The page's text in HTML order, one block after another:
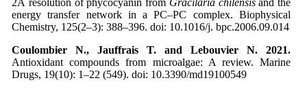
2Å resolution of phycocyanin from Gracilaria chilensisand the
energy transfer network in a PC–PC complex. Biophysical
Chemistry, 125(2–3): 388–396. doi: 10.1016/j. bpc.2006.09.014
Coulombier N., Jauffrais T. and Lebouvier N. 2021.
Antioxidant compounds from microalgae: A review. Marine
Drugs, 19(10): 1–22 (549). doi: 10.3390/md19100549